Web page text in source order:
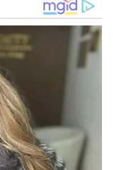
இது
மத்தியில்
கிடைத்தது.
அசோக்